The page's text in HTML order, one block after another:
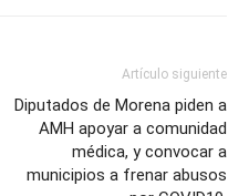
Artículo siguiente
Diputados de Morena piden a
AMH apoyar a comunidad
médica, y convocar a
municipios a frenar abusos